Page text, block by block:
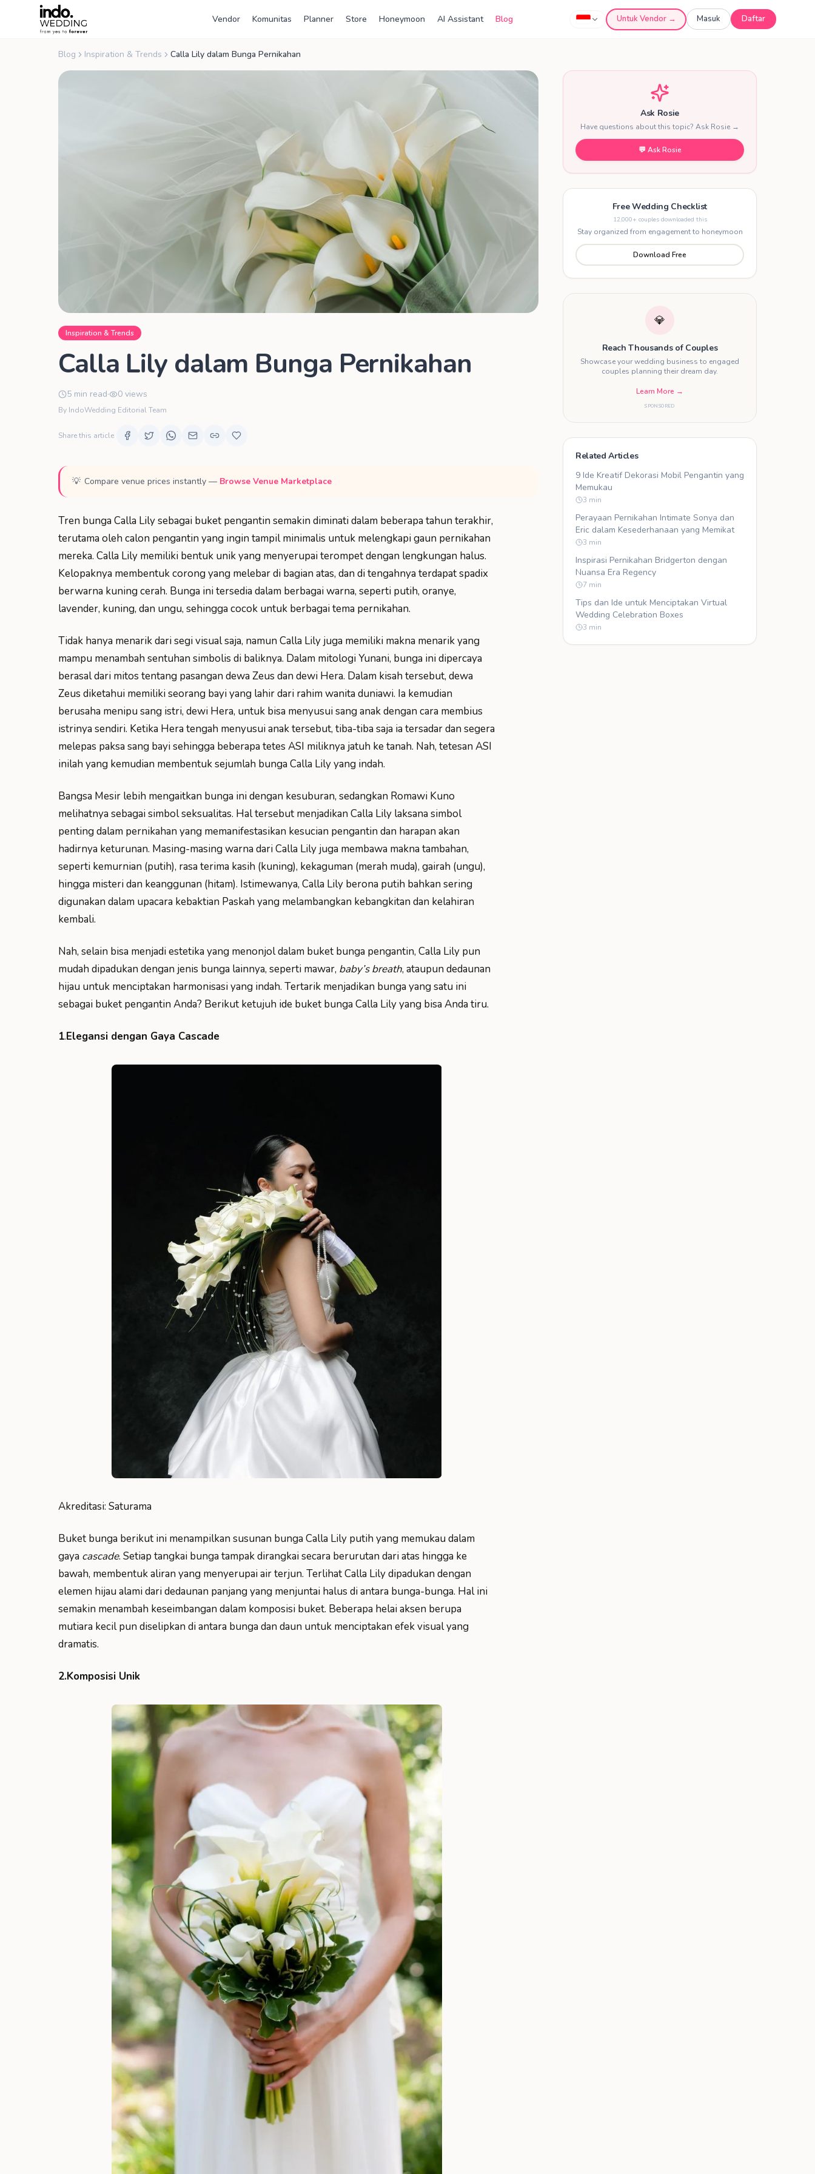
Vendor Komunitas Planner Store Honeymoon AI Assistant Blog Untuk Vendor → Masuk Daftar
Blog Inspiration & Trends Calla Lily dalam Bunga Pernikahan
Inspiration & Trends
Calla Lily dalam Bunga Pernikahan
5 min read· 0 views
By IndoWedding Editorial Team
Share this article
💡 Compare venue prices instantly — Browse Venue Marketplace
Tren bunga Calla Lily sebagai buket pengantin semakin diminati dalam beberapa tahun terakhir,
terutama oleh calon pengantin yang ingin tampil minimalis untuk melengkapi gaun pernikahan
mereka. Calla Lily memiliki bentuk unik yang menyerupai terompet dengan lengkungan halus.
Kelopaknya membentuk corong yang melebar di bagian atas, dan di tengahnya terdapat spadix
berwarna kuning cerah. Bunga ini tersedia dalam berbagai warna, seperti putih, oranye,
lavender, kuning, dan ungu, sehingga cocok untuk berbagai tema pernikahan.
Tidak hanya menarik dari segi visual saja, namun Calla Lily juga memiliki makna menarik yang
mampu menambah sentuhan simbolis di baliknya. Dalam mitologi Yunani, bunga ini dipercaya
berasal dari mitos tentang pasangan dewa Zeus dan dewi Hera. Dalam kisah tersebut, dewa
Zeus diketahui memiliki seorang bayi yang lahir dari rahim wanita duniawi. Ia kemudian
berusaha menipu sang istri, dewi Hera, untuk bisa menyusui sang anak dengan cara membius
istrinya sendiri. Ketika Hera tengah menyusui anak tersebut, tiba-tiba saja ia tersadar dan segera
melepas paksa sang bayi sehingga beberapa tetes ASI miliknya jatuh ke tanah. Nah, tetesan ASI
inilah yang kemudian membentuk sejumlah bunga Calla Lily yang indah.
Bangsa Mesir lebih mengaitkan bunga ini dengan kesuburan, sedangkan Romawi Kuno
melihatnya sebagai simbol seksualitas. Hal tersebut menjadikan Calla Lily laksana simbol
penting dalam pernikahan yang memanifestasikan kesucian pengantin dan harapan akan
hadirnya keturunan. Masing-masing warna dari Calla Lily juga membawa makna tambahan,
seperti kemurnian (putih), rasa terima kasih (kuning), kekaguman (merah muda), gairah (ungu),
hingga misteri dan keanggunan (hitam). Istimewanya, Calla Lily berona putih bahkan sering
digunakan dalam upacara kebaktian Paskah yang melambangkan kebangkitan dan kelahiran
kembali.
Nah, selain bisa menjadi estetika yang menonjol dalam buket bunga pengantin, Calla Lily pun
mudah dipadukan dengan jenis bunga lainnya, seperti mawar, baby’s breath, ataupun dedaunan
hijau untuk menciptakan harmonisasi yang indah. Tertarik menjadikan bunga yang satu ini
sebagai buket pengantin Anda? Berikut ketujuh ide buket bunga Calla Lily yang bisa Anda tiru.
1.Elegansi dengan Gaya Cascade
Akreditasi: Saturama
Buket bunga berikut ini menampilkan susunan bunga Calla Lily putih yang memukau dalam
gaya cascade. Setiap tangkai bunga tampak dirangkai secara berurutan dari atas hingga ke
bawah, membentuk aliran yang menyerupai air terjun. Terlihat Calla Lily dipadukan dengan
elemen hijau alami dari dedaunan panjang yang menjuntai halus di antara bunga-bunga. Hal ini
semakin menambah keseimbangan dalam komposisi buket. Beberapa helai aksen berupa
mutiara kecil pun diselipkan di antara bunga dan daun untuk menciptakan efek visual yang
dramatis.
2.Komposisi Unik
Ask Rosie
Have questions about this topic? Ask Rosie →
💬 Ask Rosie
Free Wedding Checklist
12,000+ couples downloaded this
Stay organized from engagement to honeymoon
Download Free
💎
Reach Thousands of Couples
Showcase your wedding business to engaged
couples planning their dream day.
Learn More →
SPONSORED
Related Articles
9 Ide Kreatif Dekorasi Mobil Pengantin yang
Memukau
3 min
Perayaan Pernikahan Intimate Sonya dan
Eric dalam Kesederhanaan yang Memikat
3 min
Inspirasi Pernikahan Bridgerton dengan
Nuansa Era Regency
7 min
Tips dan Ide untuk Menciptakan Virtual
Wedding Celebration Boxes
3 min